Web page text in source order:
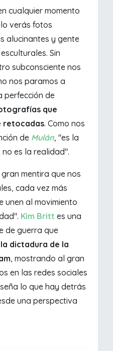
cualquier momento
verás fotos
alucinantes y gente
Sin
subconsciente nos
nos paramos a
perfección de
que
retocadas. Como nos
de Mulán, "es la
es la realidad".
mentira que nos
cada vez más
unen al movimiento
Kim Britt es una
de guerra que
dictadura de la
, mostrando al gran
en las redes sociales
lo que hay detrás
una perspectiva